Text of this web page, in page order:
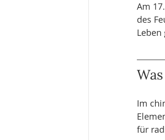
Am
des
Im
für